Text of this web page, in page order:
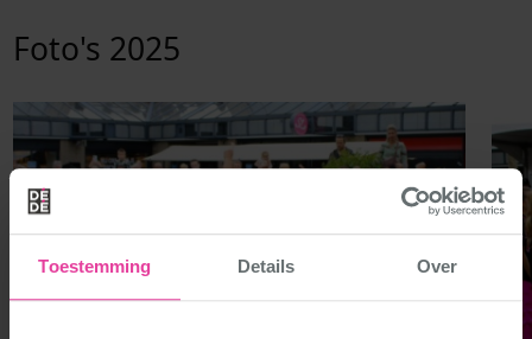
Toestemming Details Over
Foto's 2025